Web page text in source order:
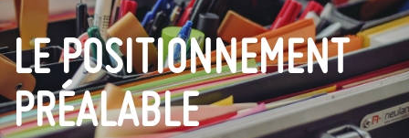
LE POSITIONNEMENT
PRÉALABLE